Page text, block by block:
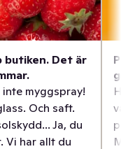
butiken. Det är
inte myggspray!
Och saft.
Ja, du
Vi har allt du